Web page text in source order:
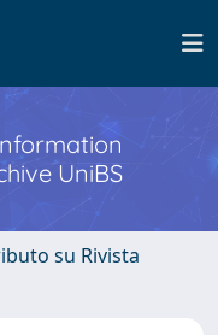
UniBS
su Rivista